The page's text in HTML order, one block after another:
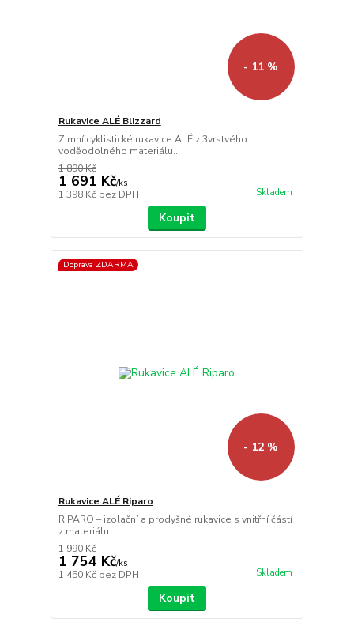
- 11 %
Rukavice ALÉ Blizzard
Zimní cyklistické rukavice ALÉ z 3vrstvého
voděodolného materiálu...
1 890 Kč
1 691 Kč/ks
1 398 Kč bez DPH Skladem
Koupit
Doprava ZDARMA
- 12 %
Rukavice ALÉ Riparo
RIPARO – izolační a prodyšné rukavice s vnitřní částí
z materiálu...
1 990 Kč
1 754 Kč/ks
1 450 Kč bez DPH Skladem
Koupit